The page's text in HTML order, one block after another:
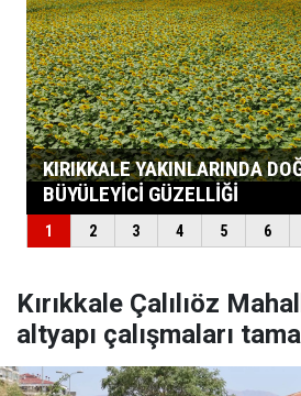
Kırıkkale Çalılıöz
altyapı çalışmaları